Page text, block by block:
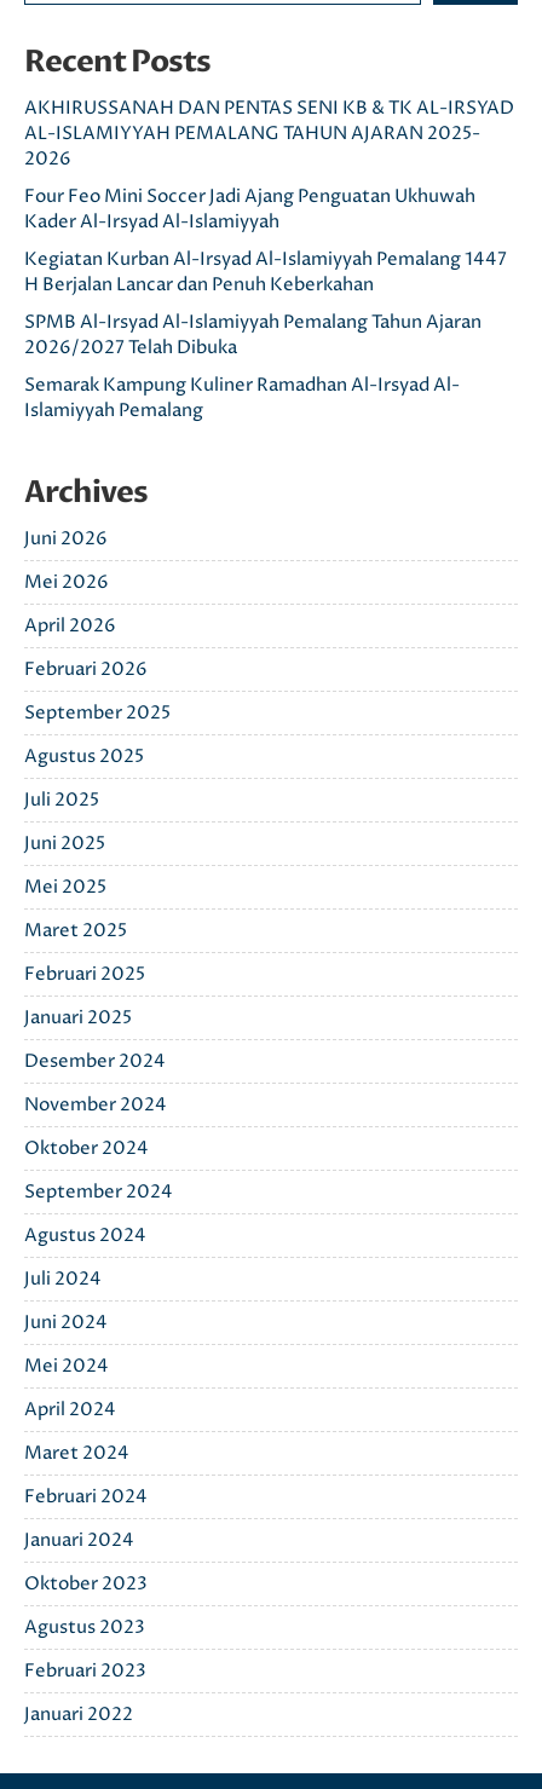
Recent Posts
AKHIRUSSANAH DAN PENTAS SENI KB & TK AL-IRSYAD
AL-ISLAMIYYAH PEMALANG TAHUN AJARAN 2025-
2026
Four Feo Mini Soccer Jadi Ajang Penguatan Ukhuwah
Kader Al-Irsyad Al-Islamiyyah
Kegiatan Kurban Al-Irsyad Al-Islamiyyah Pemalang 1447
H Berjalan Lancar dan Penuh Keberkahan
SPMB Al-Irsyad Al-Islamiyyah Pemalang Tahun Ajaran
2026/2027 Telah Dibuka
Semarak Kampung Kuliner Ramadhan Al-Irsyad Al-
Islamiyyah Pemalang
Archives
Juni 2026
Mei 2026
April 2026
Februari 2026
September 2025
Agustus 2025
Juli 2025
Juni 2025
Mei 2025
Maret 2025
Februari 2025
Januari 2025
Desember 2024
November 2024
Oktober 2024
September 2024
Agustus 2024
Juli 2024
Juni 2024
Mei 2024
April 2024
Maret 2024
Februari 2024
Januari 2024
Oktober 2023
Agustus 2023
Februari 2023
Januari 2022